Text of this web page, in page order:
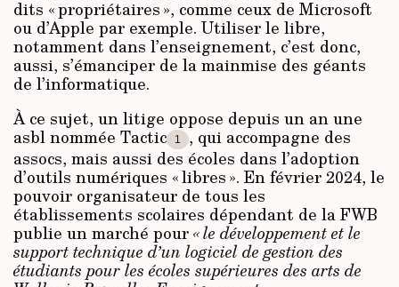
dits « propriétaires », comme ceux de Microsoft
ou d’Apple par exemple. Utiliser le libre,
notamment dans l’enseignement, c’est donc,
aussi, s’émanciper de la mainmise des géants
de l’informatique.
À ce sujet, un litige oppose depuis un an une
asbl nommée Tactic
1
, qui accompagne des
assocs, mais aussi des écoles dans l’adoption
d’outils numériques « libres ». En février 2024, le
pouvoir organisateur de tous les
établissements scolaires dépendant de la FWB
publie un marché pour« le développement et le
support technique d’un logiciel de gestion des
étudiants pour les écoles supérieures des arts de